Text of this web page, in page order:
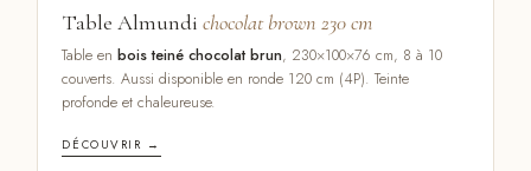
Table Almundichocolat brown 230 cm
Table enbois teiné chocolat brun, 230×100×76 cm, 8 à 10
couverts. Aussi disponible en ronde 120 cm (4P). Teinte
profonde et chaleureuse.
DÉCOUVRIR →